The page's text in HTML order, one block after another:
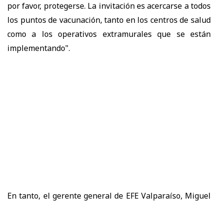
por favor, protegerse. La invitación es acercarse a todos
los puntos de vacunación, tanto en los centros de salud
como a los operativos extramurales que se están
implementando".
En tanto, el gerente general de EFE Valparaíso, Miguel